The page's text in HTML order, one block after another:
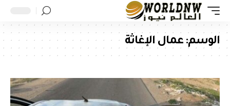
الوسم:عمال الإغاثة